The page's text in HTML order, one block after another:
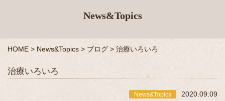
News&Topics
HOME > News&Topics > ブログ > 治療いろいろ
治療いろいろ
News&Topics 2020.09.09